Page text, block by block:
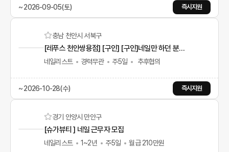
즉시지원
~ 2026-09-05(토)
충남 천안시 서북구
[레푸스 천안쌍용점] [구인] [구인]네일만 하던 분들도 환영! 대한민국 NO.1 풋케어 브랜드 레푸스 천안쌍용점·아산탕정점 정규직 채용｜체계적인 교육으로 문제성 발관리 전문가까지
네일리스트 경력무관 주5일 추후협의
즉시지원
~ 2026-10-28(수)
경기 안양시 만안구
[슈가뷰티 ] 네일 근무자 모집
네일리스트 1~2년 주5일 월급 210만원